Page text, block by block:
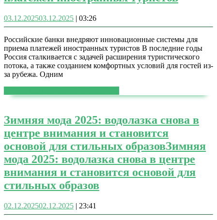
03.12.202503.12.2025 | 03:26
Российские банки внедряют инновационные системы для
приема платежей иностранных туристов В последние годы
Россия сталкивается с задачей расширения туристического
потока, а также созданием комфортных условий для гостей из-
за рубежа. Одним
Зимняя мода 2025: водолазка снова в
центре внимания и становится
основой для стильных образовЗимняя
мода 2025: водолазка снова в центре
внимания и становится основой для
стильных образов
02.12.202502.12.2025 | 23:41